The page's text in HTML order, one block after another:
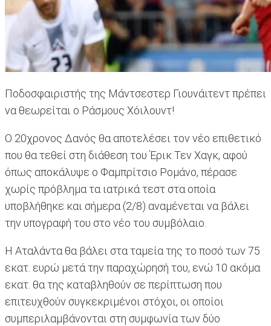
Ποδοσφαιριστής της Μάντσεστερ Γιουνάιτεντ πρέπει
να θεωρείται ο Ράσμους Χόιλουντ!
Ο 20χρονος Δανός θα αποτελέσει τον νέο επιθετικό
που θα τεθεί στη διάθεση του Έρικ Τεν Χαγκ, αφού
όπως αποκάλυψε ο Φαμπρίτσιο Ρομάνο, πέρασε
χωρίς πρόβλημα τα ιατρικά τεστ στα οποία
υποβλήθηκε και σήμερα (2/8) αναμένεται να βάλει
την υπογραφή του στο νέο του συμβόλαιο.
Η Αταλάντα θα βάλει στα ταμεία της το ποσό των 75
εκατ. ευρώ μετά την παραχώρησή του, ενώ 10 ακόμα
εκατ. θα της καταβληθούν σε περίπτωση που
επιτευχθούν συγκεκριμένοι στόχοι, οι οποίοι
συμπεριλαμβάνονται στη συμφωνία των δύο